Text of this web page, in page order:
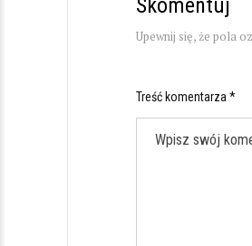
Skomentuj
Upewnij się, że pola
Treść komentarza *